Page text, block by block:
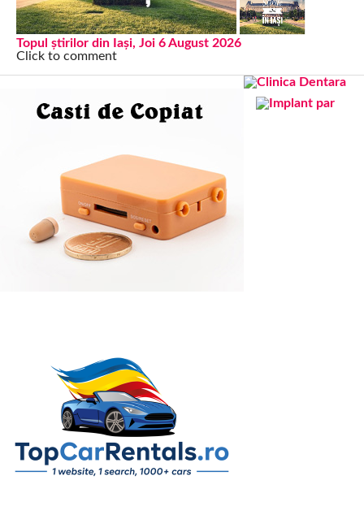
Topul știrilor din Iași, Joi 6 August 2026
Click to comment